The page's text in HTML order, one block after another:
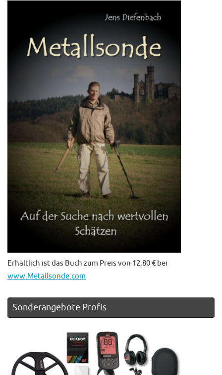
Erhältlich ist das Buch zum Preis von 12,80 € bei
www.Metallsonde.com
Sonderangebote Profis